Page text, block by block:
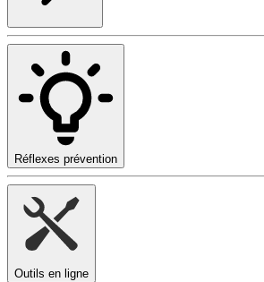
Réflexes prévention
Outils en ligne